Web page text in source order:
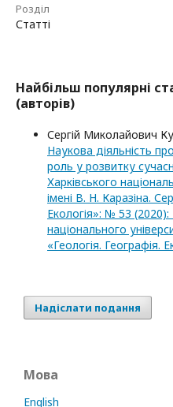
Розділ
Статті
Найбільш популярні
(авторів)
Сергій Миколайович
Наукова діяльність
роль у розвитку
Харківського
імені В. Н. Каразіна.
Екологія»: № 53 (2020):
національного
«Геологія. Географія.
Надіслати подання
Мова
English